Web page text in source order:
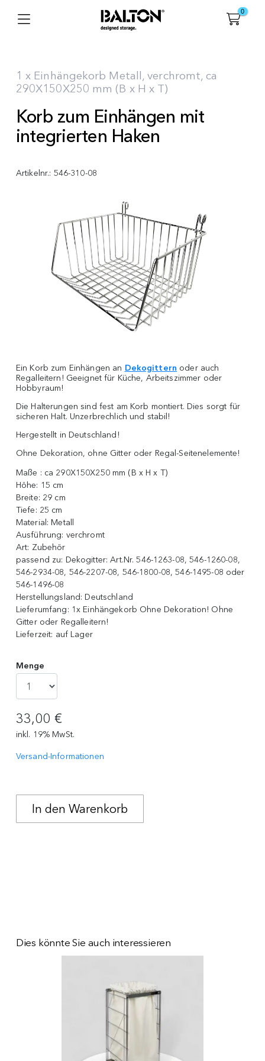
0
1 x Einhängekorb Metall, verchromt, ca
290X150X250 mm (B x H x T)
Korb zum Einhängen mit
integrierten Haken
Artikelnr.: 546-310-08
Ein Korb zum Einhängen an Dekogittern oder auch
Regalleitern! Geeignet für Küche, Arbeitszimmer oder
Hobbyraum!
Die Halterungen sind fest am Korb montiert. Dies sorgt für
sicheren Halt. Unzerbrechlich und stabil!
Hergestellt in Deutschland!
Ohne Dekoration, ohne Gitter oder Regal-Seitenelemente!
Maße : ca 290X150X250 mm (B x H x T)
Höhe: 15 cm
Breite: 29 cm
Tiefe: 25 cm
Material: Metall
Ausführung: verchromt
Art: Zubehör
passend zu: Dekogitter: Art.Nr. 546-1263-08, 546-1260-08,
546-2934-08, 546-2207-08, 546-1800-08, 546-1495-08 oder
546-1496-08
Herstellungsland: Deutschland
Lieferumfang: 1x Einhängekorb Ohne Dekoration! Ohne
Gitter oder Regalleitern!
Lieferzeit: auf Lager
Menge
33,00 €
inkl. 19% MwSt.
Versand-Informationen
Dies könnte Sie auch interessieren